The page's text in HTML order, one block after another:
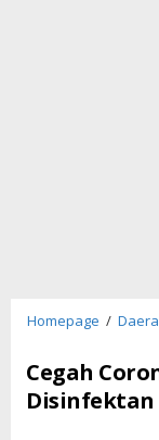
Homepage /
Cegah
Disinfektan